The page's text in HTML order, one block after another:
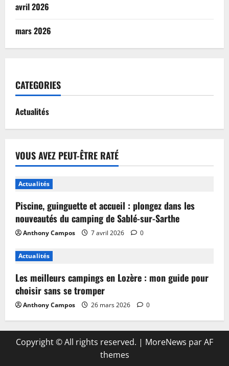
avril 2026
mars 2026
CATEGORIES
Actualités
VOUS AVEZ PEUT-ÊTRE RATÉ
Actualités
Piscine, guinguette et accueil : plongez dans les
nouveautés du camping de Sablé-sur-Sarthe
Anthony Campos 7 avril 2026 0
Actualités
Les meilleurs campings en Lozère : mon guide pour
choisir sans se tromper
Anthony Campos 26 mars 2026 0
Copyright © All rights reserved. | MoreNews par AF
themes